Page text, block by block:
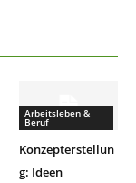
Arbeitsleben &
Beruf
Konzepterstellun
g: Ideen